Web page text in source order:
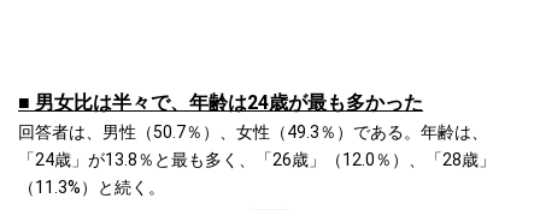
■ 男女比は半々で、年齢は24歳が最も多かった
回答者は、男性（50.7％）、女性（49.3％）である。年齢は、
「24歳」が13.8％と最も多く、「26歳」（12.0％）、「28歳」
（11.3%）と続く。